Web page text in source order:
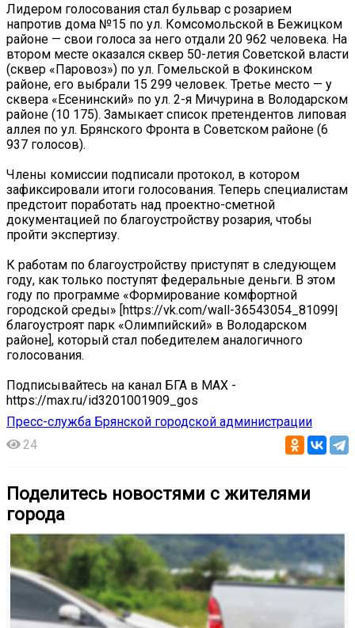
Лидером голосования стал бульвар с розарием
напротив дома №15 по ул. Комсомольской в Бежицком
районе — свои голоса за него отдали 20 962 человека. На
втором месте оказался сквер 50-летия Советской власти
(сквер «Паровоз») по ул. Гомельской в Фокинском
районе, его выбрали 15 299 человек. Третье место — у
сквера «Есенинский» по ул. 2-я Мичурина в Володарском
районе (10 175). Замыкает список претендентов липовая
аллея по ул. Брянского Фронта в Советском районе (6
937 голосов).
Члены комиссии подписали протокол, в котором
зафиксировали итоги голосования. Теперь специалистам
предстоит поработать над проектно-сметной
документацией по благоустройству розария, чтобы
пройти экспертизу.
К работам по благоустройству приступят в следующем
году, как только поступят федеральные деньги. В этом
году по программе «Формирование комфортной
городской среды» [https://vk.com/wall-36543054_81099|
благоустроят парк «Олимпийский» в Володарском
районе], который стал победителем аналогичного
голосования.
Подписывайтесь на канал БГА в MAX -
https://max.ru/id3201001909_gos
Пресс-служба Брянской городской администрации
24
Поделитесь новостями с жителями
города